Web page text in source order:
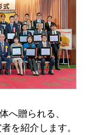
へ贈られる、
を紹介します。